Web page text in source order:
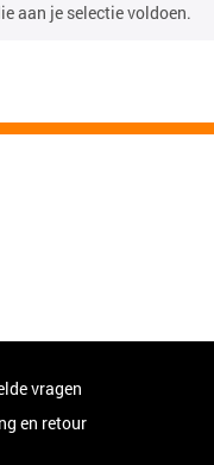
aan je selectie voldoen.
vragen
en retour